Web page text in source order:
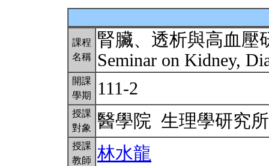
課程
名稱
腎臟、透析與高血壓
Seminar on Kidney,
開課
學期
111-2
授課
對象
醫學院 生理學研究
授課
教師
林水龍